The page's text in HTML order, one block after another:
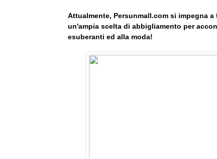
Attualmente, Persunmall.com si impegna
un'ampia scelta di abbigliamento per
esuberanti ed alla moda!